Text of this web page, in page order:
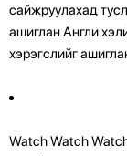
сайжруулахад
ашиглан Англи
хэрэгслийг
Watch Watch